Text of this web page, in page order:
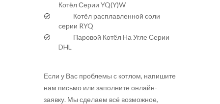
Котёл Серии YQ(Y)W
Котёл расплавленной соли
серии RYQ
Паровой Котёл На Угле Серии
DHL
Если у Вас проблемы с котлом, напишите
нам письмо или заполните онлайн-
заявку. Мы сделаем всё возможное,